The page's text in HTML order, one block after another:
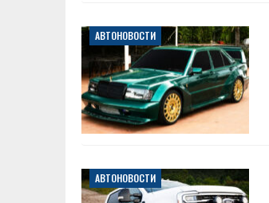
АВТОНОВОСТИ
АВТОНОВОСТИ